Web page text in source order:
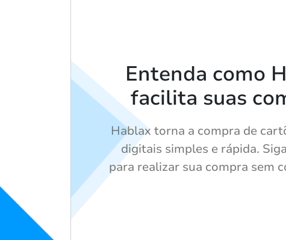
Entenda como
facilita suas
Hablax torna a compra de
digitais simples e rápida.
para realizar sua compra sem